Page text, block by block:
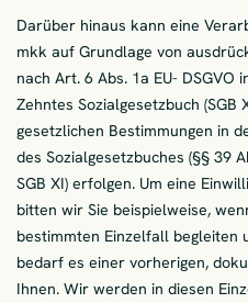
Darüber hinaus kann eine
mkk auf Grundlage von
nach Art. 6 Abs. 1a EU- DSGVO
Zehntes Sozialgesetzbuch (SGB
gesetzlichen Bestimmungen in
des Sozialgesetzbuches (§§ 39
SGB XI) erfolgen. Um eine
bitten wir Sie beispielweise,
bestimmten Einzelfall begleiten
bedarf es einer vorherigen,
Ihnen. Wir werden in diesen